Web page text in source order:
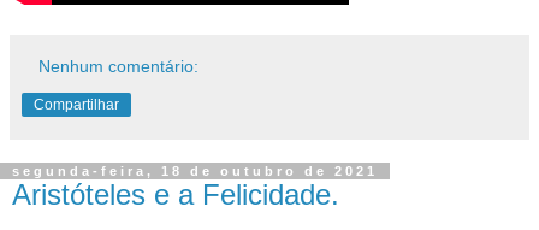
Nenhum comentário:
Compartilhar
segunda-feira, 18 de outubro de 2021
Aristóteles e a Felicidade.